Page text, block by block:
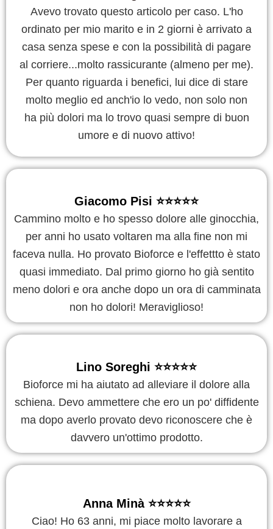
Avevo trovato questo articolo per caso. L'ho
ordinato per mio marito e in 2 giorni è arrivato a
casa senza spese e con la possibilità di pagare
al corriere...molto rassicurante (almeno per me).
Per quanto riguarda i benefici, lui dice di stare
molto meglio ed anch'io lo vedo, non solo non
ha più dolori ma lo trovo quasi sempre di buon
umore e di nuovo attivo!
Giacomo Pisi ⭐️⭐️⭐️⭐️⭐️
Cammino molto e ho spesso dolore alle ginocchia,
per anni ho usato voltaren ma alla fine non mi
faceva nulla. Ho provato Bioforce e l'effettto è stato
quasi immediato. Dal primo giorno ho già sentito
meno dolori e ora anche dopo un ora di camminata
non ho dolori! Meraviglioso!
Lino Soreghi ⭐️⭐️⭐️⭐️⭐️
Bioforce mi ha aiutato ad alleviare il dolore alla
schiena. Devo ammettere che ero un po' diffidente
ma dopo averlo provato devo riconoscere che è
davvero un'ottimo prodotto.
Anna Minà ⭐️⭐️⭐️⭐️⭐️
Ciao! Ho 63 anni, mi piace molto lavorare a